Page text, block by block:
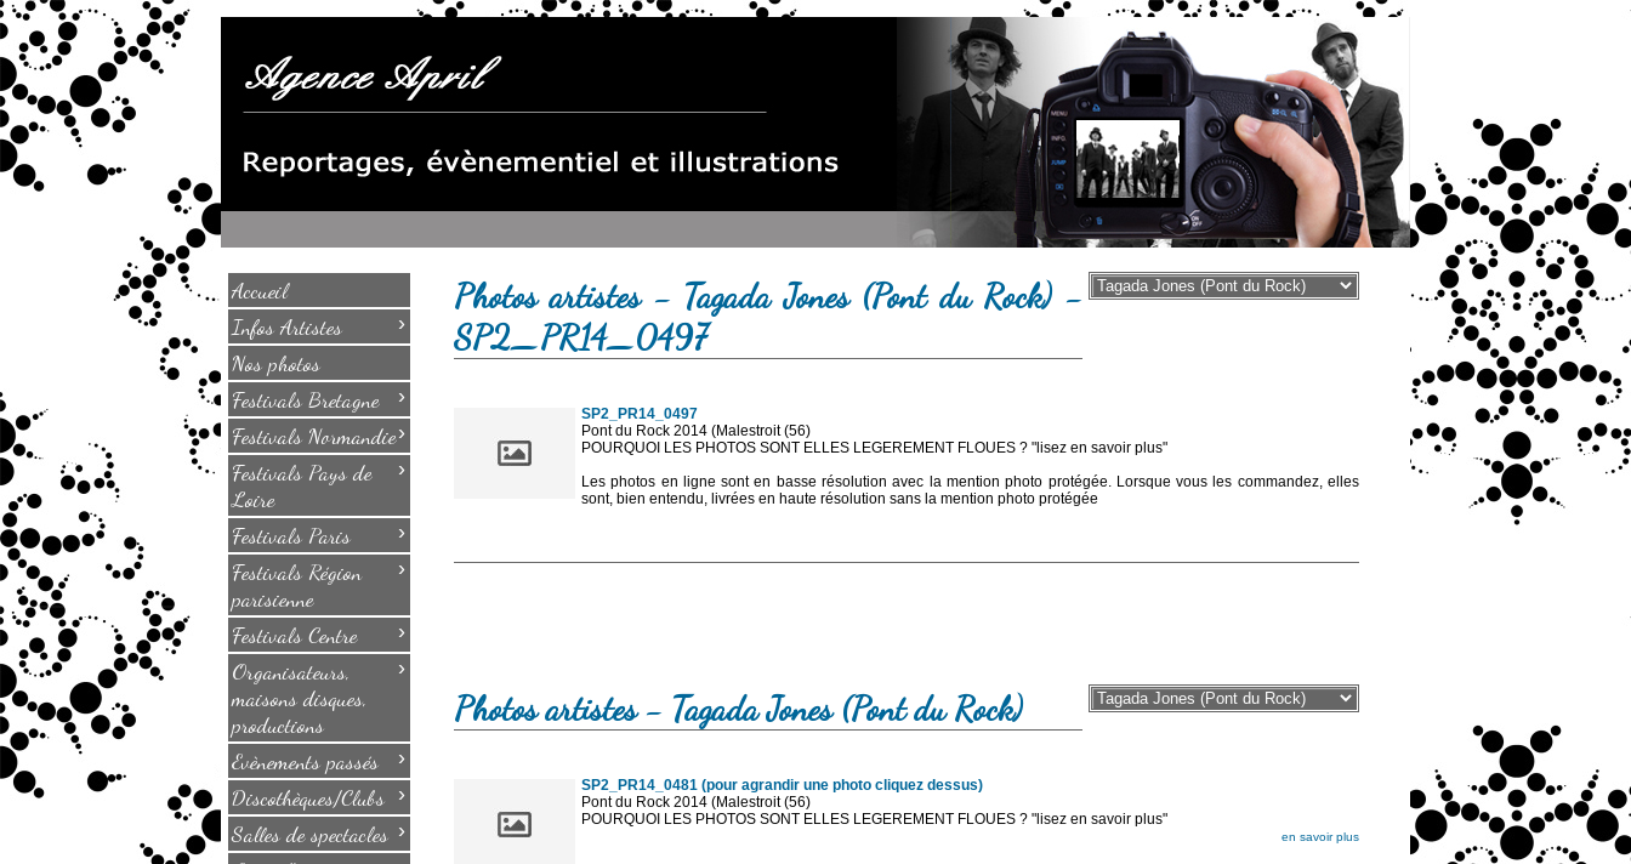
Accueil
Infos Artistes
›
Nos photos
Festivals Bretagne
›
Festivals Normandie›
Festivals Pays de
Loire
›
Festivals Paris ›
Festivals Région
parisienne
›
Festivals Centre ›
Organisateurs,
maisons disques,
productions
›
Evènements passés ›
Discothèques/Clubs ›
Salles de spectacles ›
Photos artistes - Tagada Jones (Pont du Rock) -
SP2_PR14_0497
SP2_PR14_0497
Pont du Rock 2014 (Malestroit (56)
POURQUOI LES PHOTOS SONT ELLES LEGEREMENT FLOUES ? "lisez en savoir plus"
Les photos en ligne sont en basse résolution avec la mention photo protégée. Lorsque vous les commandez, elles
sont, bien entendu, livrées en haute résolution sans la mention photo protégée
Photos artistes - Tagada Jones (Pont du Rock)
SP2_PR14_0481 (pour agrandir une photo cliquez dessus)
Pont du Rock 2014 (Malestroit (56)
POURQUOI LES PHOTOS SONT ELLES LEGEREMENT FLOUES ? "lisez en savoir plus"
en savoir plus